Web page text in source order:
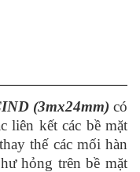
(3mx24mm) có
liên kết các bề mặt
thế các mối hàn
hỏng trên bề mặt